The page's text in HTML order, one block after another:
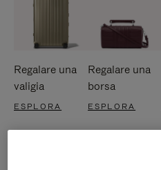
Regalare una
valigia
ESPLORA
Regalare una
borsa
ESPLORA